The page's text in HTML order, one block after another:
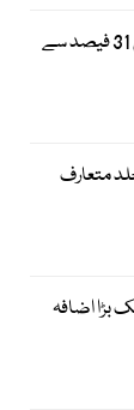
مالی سال کے پہلے ماہ برآمدات میں 31 فیصد سے
متعارف
بڑا اضافہ